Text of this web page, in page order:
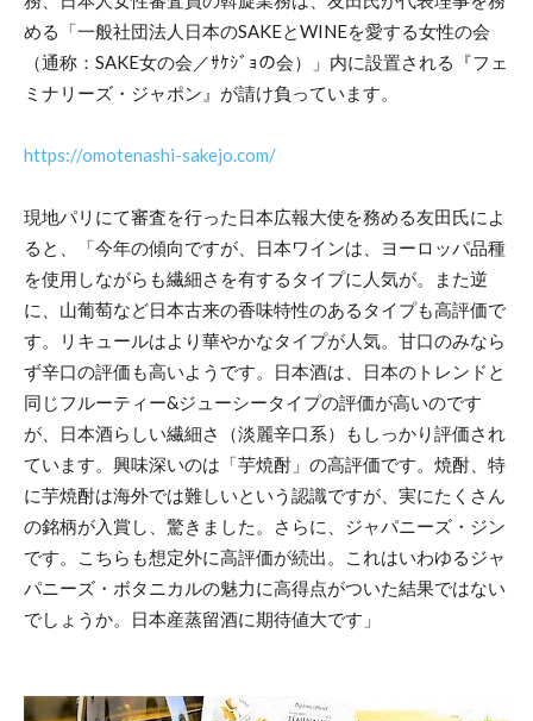
める「一般社団法人日本のSAKEとWINEを愛する女性の会
（通称：SAKE女の会／ｻｹｼﾞｮの会）」内に設置される『フェ
ミナリーズ・ジャポン』が請け負っています。
https://omotenashi-sakejo.com/
現地パリにて審査を行った日本広報大使を務める友田氏によ
ると、「今年の傾向ですが、日本ワインは、ヨーロッパ品種
を使用しながらも繊細さを有するタイプに人気が。また逆
に、山葡萄など日本古来の香味特性のあるタイプも高評価で
す。リキュールはより華やかなタイプが人気。甘口のみなら
ず辛口の評価も高いようです。日本酒は、日本のトレンドと
同じフルーティー&ジューシータイプの評価が高いのです
が、日本酒らしい繊細さ（淡麗辛口系）もしっかり評価され
ています。興味深いのは「芋焼酎」の高評価です。焼酎、特
に芋焼酎は海外では難しいという認識ですが、実にたくさん
の銘柄が入賞し、驚きました。さらに、ジャパニーズ・ジン
です。こちらも想定外に高評価が続出。これはいわゆるジャ
パニーズ・ボタニカルの魅力に高得点がついた結果ではない
でしょうか。日本産蒸留酒に期待値大です」